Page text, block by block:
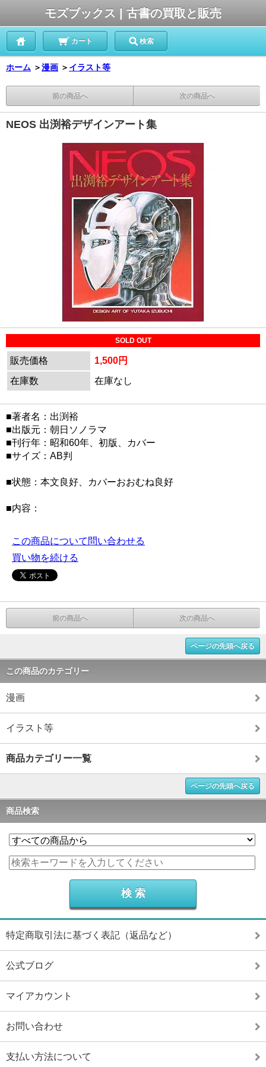
モズブックス | 古書の買取と販売
カート 検索
ホーム ＞漫画 ＞ イラスト等
前の商品へ 次の商品へ
NEOS 出渕裕デザインアート集
SOLD OUT
販売価格
1,500円
在庫数
在庫なし
■著者名：出渕裕
■出版元：朝日ソノラマ
■刊行年：昭和60年、初版、カバー
■サイズ：AB判
■状態：本文良好、カバーおおむね良好
■内容：
この商品について問い合わせる
買い物を続ける
前の商品へ 次の商品へ
ページの先頭へ戻る
この商品のカテゴリー
漫画
イラスト等
商品カテゴリー一覧
ページの先頭へ戻る
商品検索
特定商取引法に基づく表記（返品など）
公式ブログ
マイアカウント
お問い合わせ
支払い方法について